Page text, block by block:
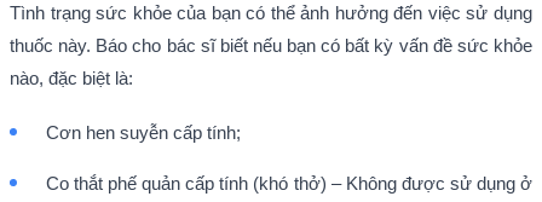
Tình trạng sức khỏe của bạn có thể ảnh hưởng đến việc sử dụng
thuốc này. Báo cho bác sĩ biết nếu bạn có bất kỳ vấn đề sức khỏe
nào, đặc biệt là:
Cơn hen suyễn cấp tính;
Co thắt phế quản cấp tính (khó thở) – Không được sử dụng ở